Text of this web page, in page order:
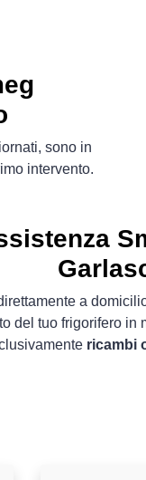
sono in
intervento.
a
del tuo frigorifero in
ricambi